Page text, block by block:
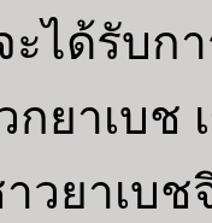
ะได้รับ
ยาเบช
วยาเบช